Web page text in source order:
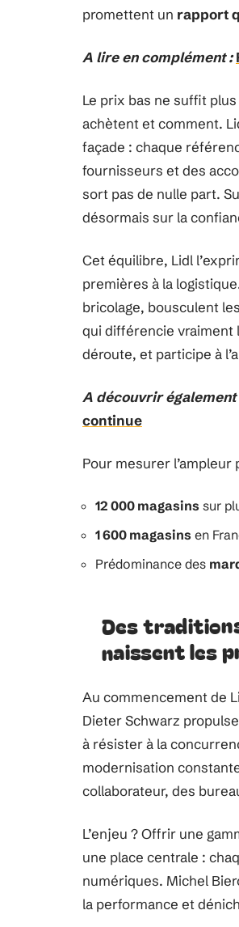
promettent un rapport
A lire en complément :
Le prix bas ne suffit
achètent et comment.
façade : chaque
fournisseurs et des
sort pas de nulle part.
désormais sur la
Cet équilibre, Lidl
premières à la
bricolage, bousculent
qui différencie vraiment
déroute, et participe à
A découvrir également
continue
Pour mesurer
12 000 magasins sur
1 600 magasins en
Prédominance des
Des
naissent les
Au commencement de
Dieter Schwarz
à résister à la
modernisation
collaborateur, des
L’enjeu ? Offrir une
une place centrale :
numériques. Michel
la performance et